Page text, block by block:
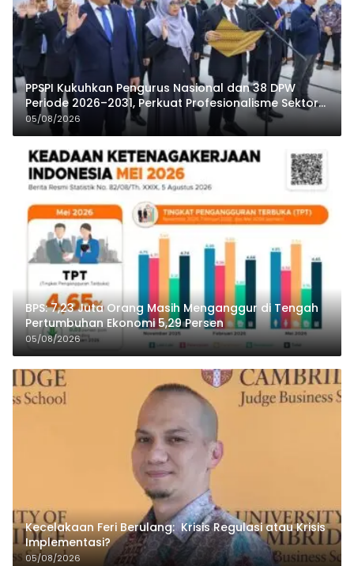
PPSPI Kukuhkan Pengurus Nasional dan 38 DPW
Periode 2026–2031, Perkuat Profesionalisme Sektor
Publik
05/08/2026
BPS: 7,23 Juta Orang Masih Menganggur di Tengah
Pertumbuhan Ekonomi 5,29 Persen
05/08/2026
Kecelakaan Feri Berulang: Krisis Regulasi atau Krisis
Implementasi?
05/08/2026